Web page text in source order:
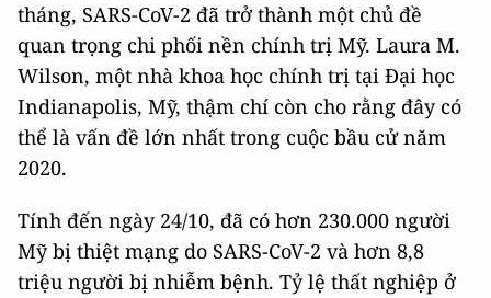
tháng, SARS-CoV-2 đã trở thành một chủ đề
quan trọng chi phối nền chính trị Mỹ. Laura M.
Wilson, một nhà khoa học chính trị tại Đại học
Indianapolis, Mỹ, thậm chí còn cho rằng đây có
thể là vấn đề lớn nhất trong cuộc bầu cử năm
2020.
Tính đến ngày 24/10, đã có hơn 230.000 người
Mỹ bị thiệt mạng do SARS-CoV-2 và hơn 8,8
triệu người bị nhiễm bệnh. Tỷ lệ thất nghiệp ở